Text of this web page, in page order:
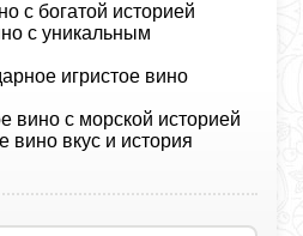
с богатой историей
с уникальным
игристое вино
вино с морской историей
вино вкус и история